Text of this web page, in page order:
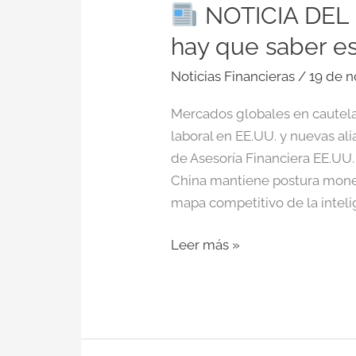
NOTICIA
hay que saber
Noticias Financieras /19 de
Mercados globales en
laboral en EE.UU. y nuevas
de Asesoría Financiera
China mantiene postura
mapa competitivo de la
saber
esta
mañana
Leer más »